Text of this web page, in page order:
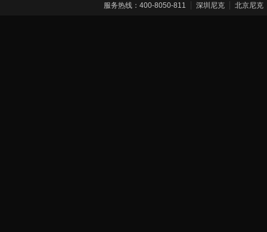
服务热线：400-8050-811
深圳尼克 北京尼克